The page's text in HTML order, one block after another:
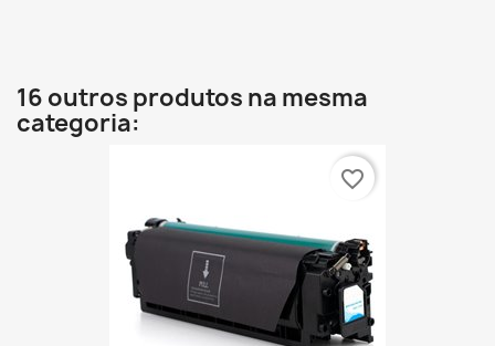
16 outros produtos na mesma
categoria:
favorite_border